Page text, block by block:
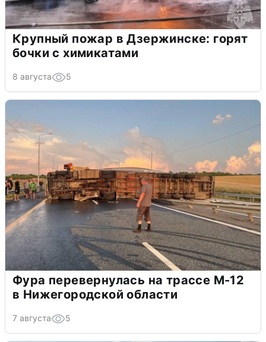
Крупный пожар в Дзержинске: горят
бочки с химикатами
8 августа 5
Фура перевернулась на трассе М-12
в Нижегородской области
7 августа 5